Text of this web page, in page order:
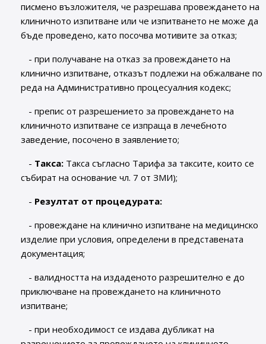
писмено възложителя, че разрешава провеждането на
клиничното изпитване или че изпитването не може да
бъде проведено, като посочва мотивите за отказ;
- при получаване на отказ за провеждането на
клинично изпитване, отказът подлежи на обжалване по
реда на Административно процесуалния кодекс;
- препис от разрешението за провеждането на
клиничното изпитване се изпраща в лечебното
заведение, посочено в заявлението;
- Таксa: Такса съгласно Тарифа за таксите, които се
събират на основание чл. 7 от ЗМИ);
- Резултат от процедурата:
- провеждане на клинично изпитване на медицинско
изделие при условия, определени в представената
документация;
- валидността на издаденото разрешително е до
приключване на провеждането на клиничното
изпитване;
- при необходимост се издава дубликат на